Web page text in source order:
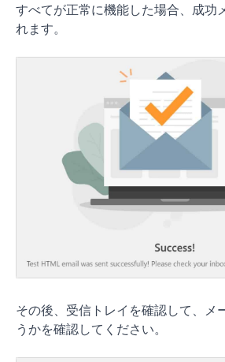
すべてが正常に機能した場合、成功
れます。
その後、受信トレイを確認して、メ
うかを確認してください。